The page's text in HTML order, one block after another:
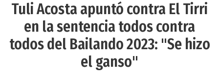
Tuli Acosta apuntó contra El Tirri
en la sentencia todos contra
todos del Bailando 2023: "Se hizo
el ganso"